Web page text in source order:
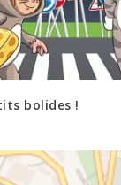
bolides !